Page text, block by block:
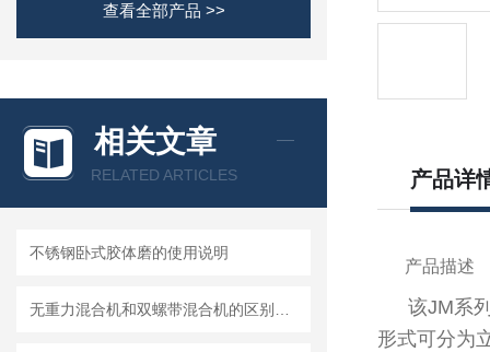
查看全部产品 >>
相关文章
RELATED ARTICLES
不锈钢卧式胶体磨的使用说明
产品详
产品描述
该JM系
形式可分为